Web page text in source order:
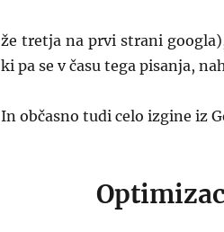
že tretja na prvi strani
ki pa se v času tega pisanja,
In občasno tudi celo izgine iz